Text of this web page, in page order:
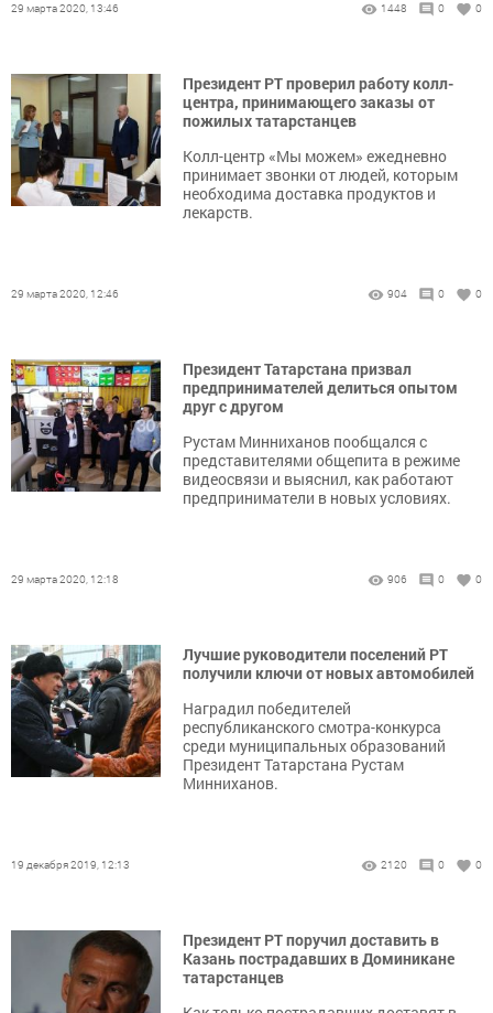
29 марта 2020, 13:46 1448 0 0
Президент РТ проверил работу колл-
центра, принимающего заказы от
пожилых татарстанцев
Колл-центр «Мы можем» ежедневно
принимает звонки от людей, которым
необходима доставка продуктов и
лекарств.
29 марта 2020, 12:46 904 0 0
Президент Татарстана призвал
предпринимателей делиться опытом
друг с другом
Рустам Минниханов пообщался с
представителями общепита в режиме
видеосвязи и выяснил, как работают
предприниматели в новых условиях.
29 марта 2020, 12:18 906 0 0
Лучшие руководители поселений РТ
получили ключи от новых автомобилей
Наградил победителей
республиканского смотра-конкурса
среди муниципальных образований
Президент Татарстана Рустам
Минниханов.
19 декабря 2019, 12:13 2120 0 0
Президент РТ поручил доставить в
Казань пострадавших в Доминикане
татарстанцев